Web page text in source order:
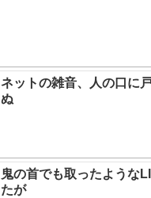
ネットの雑音、人の口に
ぬ
鬼の首でも取ったような
たが